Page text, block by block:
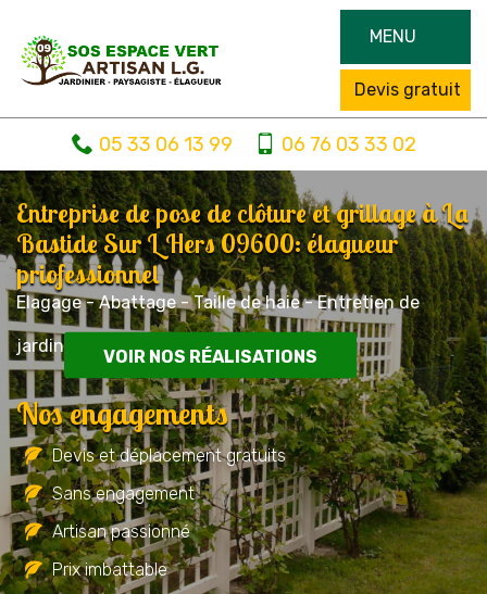
MENU
Devis gratuit
05 33 06 13 99 06 76 03 33 02
Entreprise de pose de clôture et grillage à La
Bastide Sur L Hers 09600: élagueur
priofessionnel
Elagage - Abattage - Taille de haie - Entretien de
jardin
VOIR NOS RÉALISATIONS
Nos engagements
Devis et déplacement gratuits
Sans engagement
Artisan passionné
Prix imbattable